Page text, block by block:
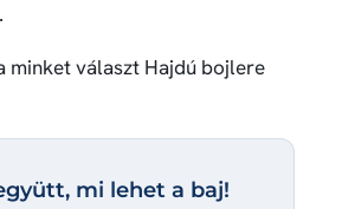
minket választ Hajdú bojlere
mi lehet a baj!